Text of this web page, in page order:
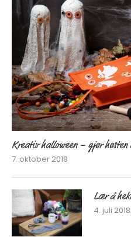
Kreativ halloween – gjør
7. oktober 2018
Lær å
4. juli 2018